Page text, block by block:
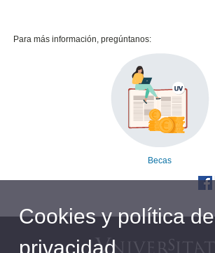
Para más información, pregúntanos:
Becas
Cookies y política de
privacidad